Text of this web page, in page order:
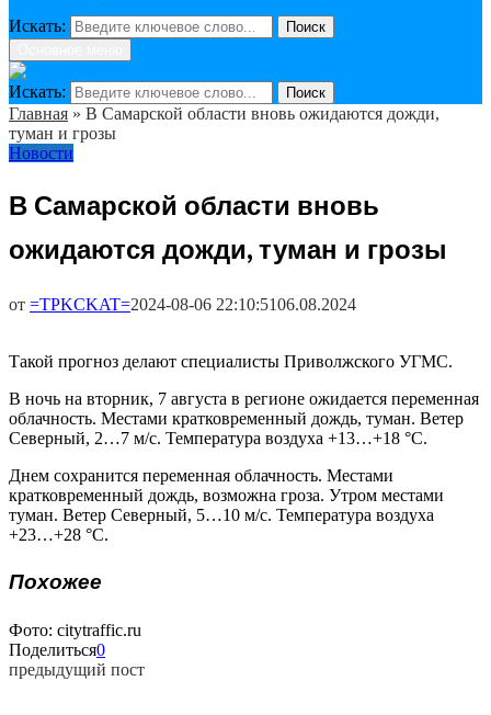
Искать:
Поиск
Искать: Поиск
Главная » В Самарской области вновь ожидаются дожди,
туман и грозы
Новости
В Самарской области вновь
ожидаются дожди, туман и грозы
от =TPKCKAT=2024-08-06 22:10:5106.08.2024
Такой прогноз делают специалисты Приволжского УГМС.
В ночь на вторник, 7 августа в регионе ожидается переменная
облачность. Местами кратковременный дождь, туман. Ветер
Северный, 2…7 м/с. Температура воздуха +13…+18 °C.
Днем сохранится переменная облачность. Местами
кратковременный дождь, возможна гроза. Утром местами
туман. Ветер Северный, 5…10 м/с. Температура воздуха
+23…+28 °C.
Похожее
Фото: citytraffic.ru
Поделиться0
предыдущий пост